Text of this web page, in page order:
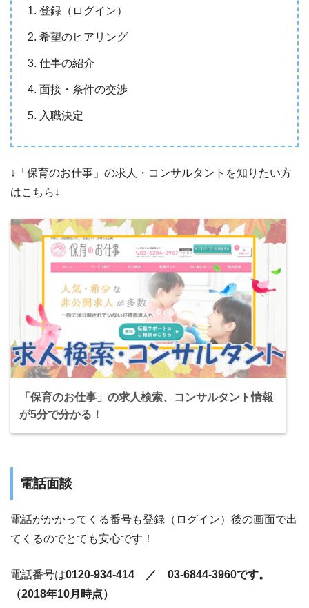
登録（ログイン）
希望のヒアリング
仕事の紹介
面接・条件の交渉
入職決定
↓「保育のお仕事」の求人・コンサルタントを知りたい方
はこちら↓
「保育のお仕事」の求人検索、コンサルタント情報
が5分で分かる！
電話面談
電話がかかってくる番号も登録（ログイン）後の画面で出
てくるのでとても安心です！
電話番号は0120-934-414 ／ 03-6844-3960です。
（2018年10月時点）